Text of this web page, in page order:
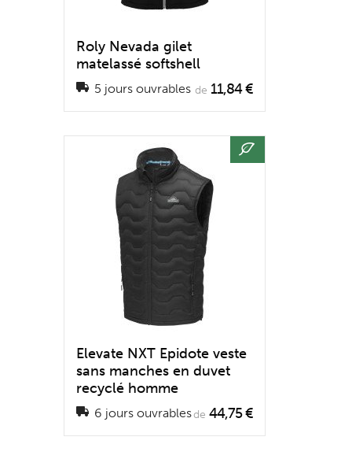
Roly Nevada gilet
matelassé softshell
5 jours ouvrables de 11,84 €
Elevate NXT Epidote veste
sans manches en duvet
recyclé homme
6 jours ouvrablesde 44,75 €